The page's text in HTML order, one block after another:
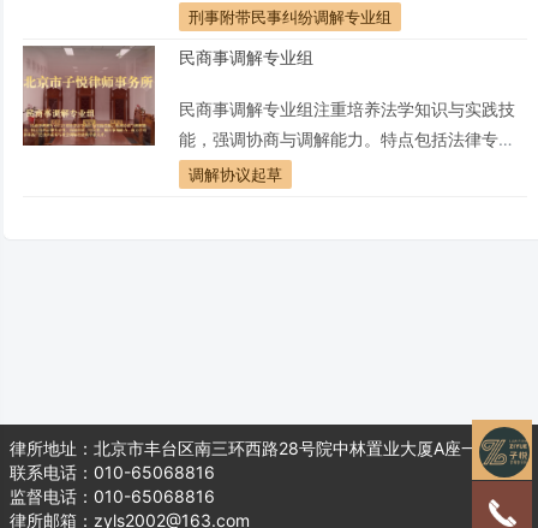
纷，促进被害人赔偿，并协调刑事与民事程
律专业人士组成，旨在协调刑事与民事权益，
为当事人提供全面、公正的法律服务。
刑事附带民事纠纷调解专业组
民商事调解专业组
民商事调解专业组注重培养法学知识与实践技
能，强调协商与调解能力。特点包括法律专业
性、沟通技能、中立性、解决争端能力，致力
调解协议起草
律所地址：北京市丰台区南三环西路28号院中林置业大厦A座一层104
联系电话：010-65068816
监督电话：010-65068816
律所邮箱：zyls2002@163.com